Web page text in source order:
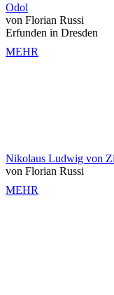
Odol
von Florian Russi
Erfunden in Dresden
MEHR
Nikolaus Ludwig von
von Florian Russi
MEHR